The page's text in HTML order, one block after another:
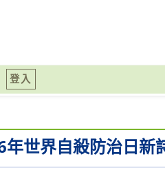
登入
世界自殺防治日新